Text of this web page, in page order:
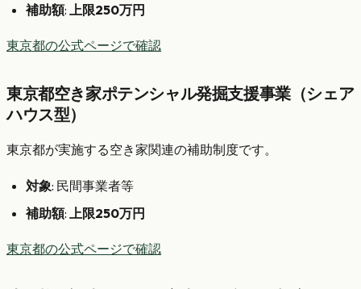
補助額: 上限250万円
東京都の公式ページで確認
東京都空き家ポテンシャル発掘支援事業（シェア
ハウス型）
東京都が実施する空き家関連の補助制度です。
対象: 民間事業者等
補助額: 上限250万円
東京都の公式ページで確認